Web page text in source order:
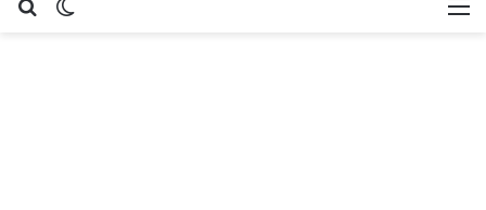
الوضع القائمة